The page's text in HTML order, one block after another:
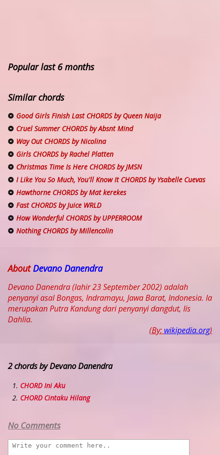
Popular last 6 months
Similar chords
Good Girls Finish Last CHORDS by Queen Naija
Cruel Summer CHORDS by Absnt Mind
Way Out CHORDS by Nicolina
Girls CHORDS by Rachel Platten
Christmas Time Is Here CHORDS by JMSN
I Like You So Much, You'll Know It CHORDS by Ysabelle Cuevas
Hawthorne CHORDS by Mat kerekes
Fast CHORDS by Juice WRLD
How Wonderful CHORDS by UPPERROOM
Nothing CHORDS by Millencolin
AboutDevano Danendra
Devano Danendra (lahir 23 September 2002) adalah
penyanyi asal Bongas, Indramayu, Jawa Barat, Indonesia. Ia
merupakan Putra Kandung dari penyanyi dangdut, Iis
Dahlia.
(By: wikipedia.org)
2 chords by Devano Danendra
CHORD Ini Aku
CHORD Cintaku Hilang
No Comments